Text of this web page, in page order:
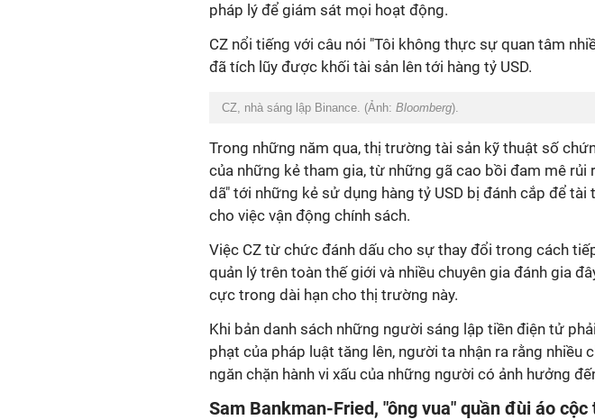
pháp lý để giám sát mọi hoạt động.
CZ nổi tiếng với câu nói "Tôi không thực sự quan tâm
đã tích lũy được khối tài sản lên tới hàng tỷ USD.
CZ, nhà sáng lập Binance. (Ảnh: Bloomberg).
Trong những năm qua, thị trường tài sản kỹ thuật số
của những kẻ tham gia, từ những gã cao bồi đam mê rủi
dã" tới những kẻ sử dụng hàng tỷ USD bị đánh cắp để tài
cho việc vận động chính sách.
Việc CZ từ chức đánh dấu cho sự thay đổi trong cách
quản lý trên toàn thế giới và nhiều chuyên gia đánh gia
cực trong dài hạn cho thị trường này.
Khi bản danh sách những người sáng lập tiền điện tử
phạt của pháp luật tăng lên, người ta nhận ra rằng nhiều
ngăn chặn hành vi xấu của những người có ảnh hưởng
Sam Bankman-Fried, "ông vua" quần đùi áo